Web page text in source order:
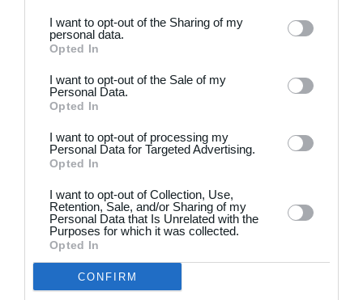
I want to opt-out of the Sharing of my
personal data.
Opted In
I want to opt-out of the Sale of my
Personal Data.
Opted In
I want to opt-out of processing my
Personal Data for Targeted Advertising.
Opted In
I want to opt-out of Collection, Use,
Retention, Sale, and/or Sharing of my
Personal Data that Is Unrelated with the
Purposes for which it was collected.
Opted In
CONFIRM
BIF/ØHIK
20. juni
Solens Børn 4 3 SC Boca Vista